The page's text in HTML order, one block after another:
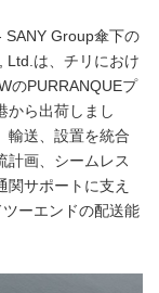
SANY Group傘下の
Ltd.は、チリにおけ
のPURRANQUEプ
から出荷しまし
輸送、設置を統合
計画、シームレス
関サポートに支え
ーエンドの配送能